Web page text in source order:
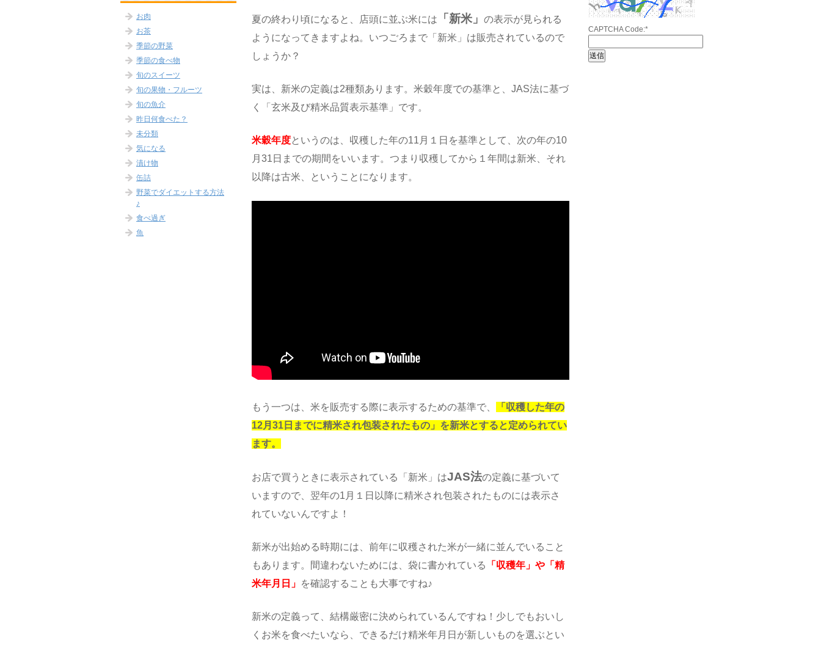
夏の終わり頃になると、店頭に並ぶ米には 「新米」の表示が見られる
ようになってきますよね。いつごろまで「新米」は販売されているので
しょうか？
実は、新米の定義は2種類あります。米穀年度での基準と、JAS法に基づ
く「玄米及び精米品質表示基準」です。
米穀年度というのは、収穫した年の11月１日を基準として、次の年の10
月31日までの期間をいいます。つまり収穫してから１年間は新米、それ
以降は古米、ということになります。
もう一つは、米を販売する際に表示するための基準で、
「収穫した年の
12月31日までに精米され包装されたもの」を新米とすると定められてい
ます。
お店で買うときに表示されている「新米」はJAS法の定義に基づいて
いますので、翌年の1月１日以降に精米され包装されたものには表示さ
れていないんですよ！
新米が出始める時期には、前年に収穫された米が一緒に並んでいること
もあります。間違わないためには、袋に書かれている
「収穫年」や「精
米年月日」 を確認することも大事ですね♪
新米の定義って、結構厳密に決められているんですね！少しでもおいし
くお米を食べたいなら、できるだけ精米年月日が新しいものを選ぶとい
お肉
お茶
季節の野菜
季節の食べ物
旬のスイーツ
旬の果物・フルーツ
旬の魚介
昨日何食べた？
未分類
気になる
漬け物
缶詰
野菜でダイエットする方法
♪
食べ過ぎ
魚
CAPTCHA Code:*